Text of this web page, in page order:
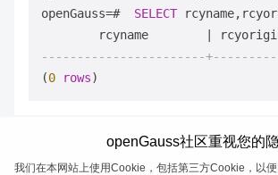
openGauss=# SELECT
        rcyname
-----------------------
(0 rows
openGauss社区重视您的
我们在本网站上使用Cookie，包括第三方Cookie，以